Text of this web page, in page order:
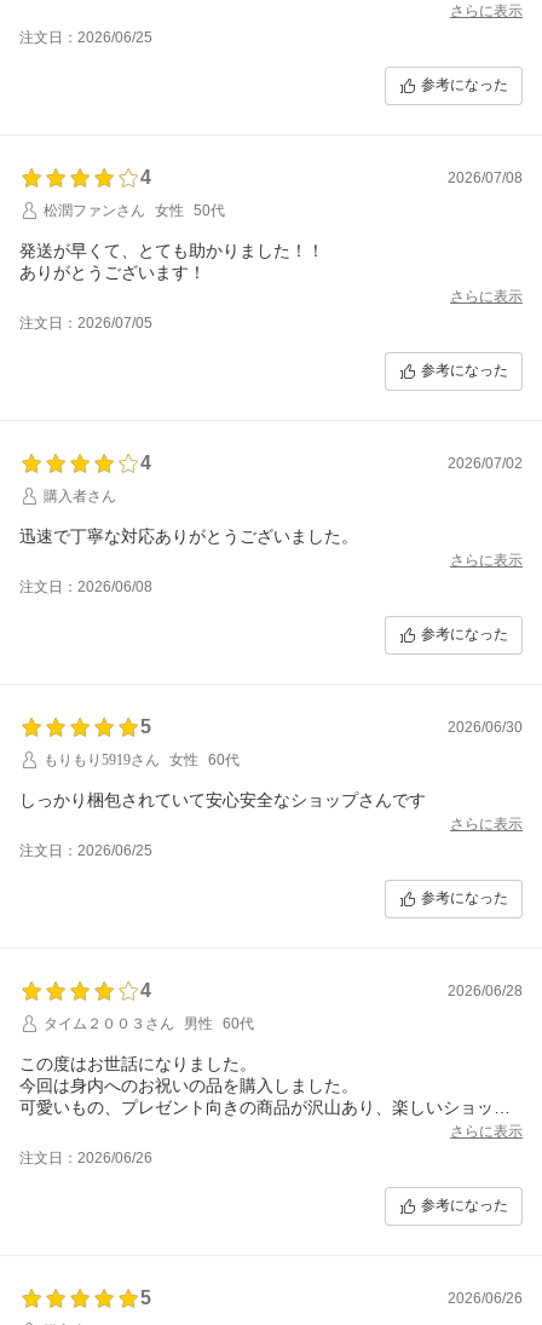
さらに表示
注文日：2026/06/25
参考になった
4
2026/07/08
松潤ファンさん
女性 50代
発送が早くて、とても助かりました！！
ありがとうございます！
さらに表示
注文日：2026/07/05
参考になった
4
2026/07/02
購入者さん
迅速で丁寧な対応ありがとうございました。
さらに表示
注文日：2026/06/08
参考になった
5
2026/06/30
もりもり5919さん
女性 60代
さらに表示
注文日：2026/06/25
参考になった
4
2026/06/28
タイム２００３さん
男性 60代
この度はお世話になりました。
今回は身内へのお祝いの品を購入しました。
可愛いもの、プレゼント向きの商品が沢山あり、楽しいショップ
こちらは確認できていないのですか、プレゼント用のラッピン
もしあるのなら、商品ページからそちらページに誘導があるとい
いですね。もしくは、そうしたギフト用資材も販売されていると
さらに表示
注文日：2026/06/26
参考になった
5
2026/06/26